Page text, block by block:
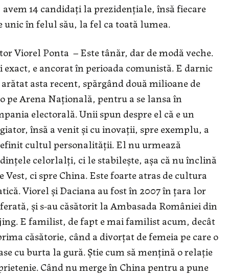
avem 14 candidați la prezidențiale, însă fiecare
unic în felul său, la fel ca toată lumea.
Viorel Ponta – Este tânăr, dar de modă veche.
exact, e ancorat în perioada comunistă. E darnic
arătat asta recent, spărgând două milioane de
pe Arena Națională, pentru a se lansa în
electorală. Unii spun despre el că e un
însă a venit și cu inovații, spre exemplu, a
cultul personalității. El nu urmează
celorlalți, ci le stabilește, așa că nu înclină
Vest, ci spre China. Este foarte atras de cultura
Viorel și Daciana au fost în 2007 în țara lor
și s-au căsătorit la Ambasada României din
E familist, de fapt e mai familist acum, decât
căsătorie, când a divorțat de femeia pe care o
cu burta la gură. Știe cum să mențină o relație
Când nu merge în China pentru a pune